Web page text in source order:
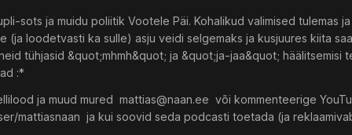
sots ja muidu poliitik Vootele Päi. Kohalikud valimised tulemas
(ja loodetvasti ka sulle) asju veidi selgemaks ja kusjuures kiita
tühjasid &quot;mhmh&quot; ja &quot;ja-jaa&quot; häälitsemisi
:*
ja muud mured mattias@naan.ee
või kommenteerige
mattiasnaan⁠⁠⁠⁠⁠⁠⁠⁠⁠⁠⁠⁠⁠⁠ ⁠ ja kui soovid seda podcasti toetada (ja